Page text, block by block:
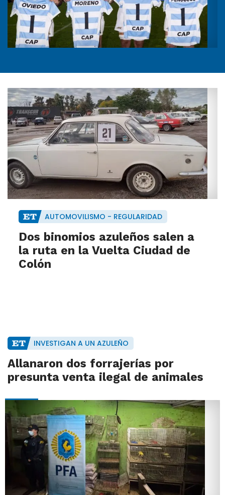
AUTOMOVILISMO - REGULARIDAD
Dos binomios azuleños salen a
la ruta en la Vuelta Ciudad de
Colón
INVESTIGAN A UN AZULEÑO
Allanaron dos forrajerías por
presunta venta ilegal de animales